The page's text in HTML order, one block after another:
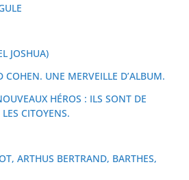
JOSHUA)
UNE MERVEILLE D’ALBUM.
HÉROS : ILS SONT DE
CITOYENS.
ARTHUS BERTRAND, BARTHES,